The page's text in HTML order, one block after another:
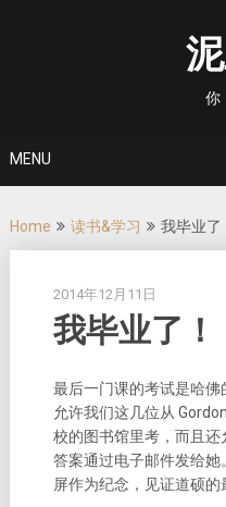
你
MENU
Home 读书&学习 我毕业了
2014年12月11日
我毕业了！
最后一门课的考试是哈
允许我们这几位从
校的图书馆里考，而且
答案通过电子邮件发给
屏作为纪念，见证道硕的